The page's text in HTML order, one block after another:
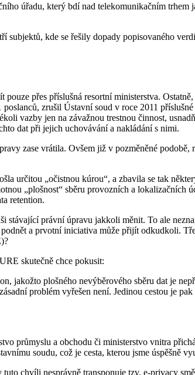
úřadu, který bdí nad telekomunikačním
subjektů, kde se řešily dopady popisovaného
pouze přes příslušná resortní ministerstva.
poslanců, zrušil Ústavní soud v roce 2011
vazby jen na závažnou trestnou činnost,
dat při jejich uchovávání a nakládání s nimi.
zase vrátila. Ovšem již v pozměněné
určitou „očistnou kúrou“, a zbavila se tak
„plošnost“ sběru provozních a
retention.
stávající právní úpravu jakkoli měnit. To ale
a prvotní iniciativa může přijít odkudkoli.
skutečně chce pokusit:
jakožto plošného nevýběrového sběru dat je
problém vyřešen není. Jedinou cestou je
průmyslu a obchodu či ministerstvo vnitra
soudu, což je cesta, kterou jsme úspěšně
chvíli nesprávně transponuje tzv. e-privacy